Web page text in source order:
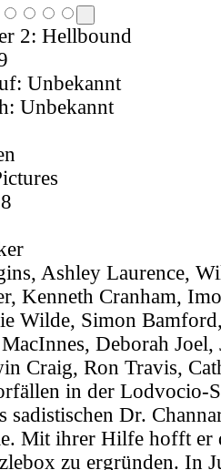
2: Hellbound
Unbekannt
Unbekannt
Ashley Laurence,
Kenneth Cranham,
Wilde, Simon
Deborah Joel,
Craig, Ron Travis,
in der Lodvocio-
sadistischen Dr.
Mit ihrer Hilfe hofft er
zu ergründen. In